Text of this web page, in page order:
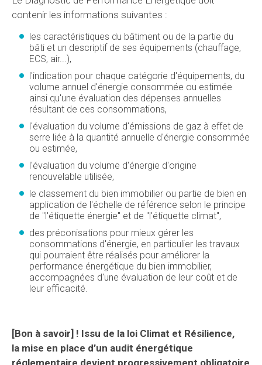
contenir les informations suivantes :
les caractéristiques du bâtiment ou de la partie du
bâti et un descriptif de ses équipements (chauffage,
ECS, air...),
l'indication pour chaque catégorie d'équipements, du
volume annuel d'énergie consommée ou estimée
ainsi qu'une évaluation des dépenses annuelles
résultant de ces consommations,
l'évaluation du volume d'émissions de gaz à effet de
serre liée à la quantité annuelle d'énergie consommée
ou estimée,
l'évaluation du volume d'énergie d'origine
renouvelable utilisée,
le classement du bien immobilier ou partie de bien en
application de l'échelle de référence selon le principe
de "l'étiquette énergie" et de "l'étiquette climat",
des préconisations pour mieux gérer les
consommations d'énergie, en particulier les travaux
qui pourraient être réalisés pour améliorer la
performance énergétique du bien immobilier,
accompagnées d'une évaluation de leur coût et de
leur efficacité.
[Bon à savoir] ! Issu de la loi Climat et Résilience,
la mise en place d’un audit énergétique
réglementaire devient progressivement obligatoire